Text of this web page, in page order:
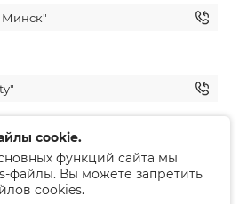
Минск"
cookie.
функций сайта мы
файлы. Вы можете запретить
cookies.